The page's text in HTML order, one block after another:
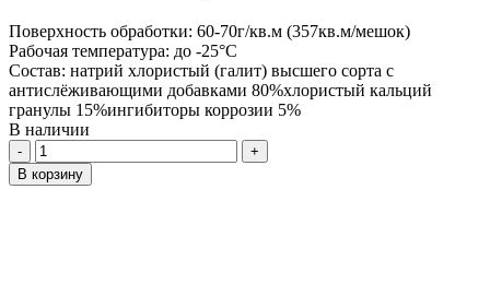
Поверхность обработки: 60-70г/кв.м (357кв.м/мешок)
Рабочая температура: до -25°С
Состав: натрий хлористый (галит) высшего сорта с
антислёживающими добавками 80%хлористый кальций
гранулы 15%ингибиторы коррозии 5%
В наличии
Количество
В корзину